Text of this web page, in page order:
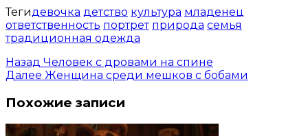
Тегидевочка детство культура младенец
ответственность портрет природа семья
традиционная одежда
Назад Человек с дровами на спине
Далее Женщина среди мешков с бобами
Похожие записи